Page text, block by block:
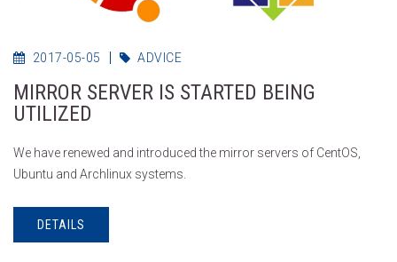
2017-05-05 ADVICE
MIRROR SERVER IS STARTED BEING
UTILIZED
We have renewed and introduced the mirror servers of CentOS,
Ubuntu and Archlinux systems.
DETAILS